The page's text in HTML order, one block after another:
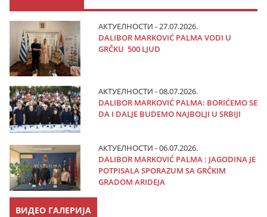
АКТУЕЛНОСТИ - 27.07.2026.
DALIBOR MARKOVIĆ PALMA VODI U
GRČKU 500 LJUD
АКТУЕЛНОСТИ - 08.07.2026.
DALIBOR MARKOVIĆ PALMA: BORIĆEMO SE
DA I DALJE BUDEMO NAJBOLJI U SRBIJI
АКТУЕЛНОСТИ - 06.07.2026.
DALIBOR MARKOVIĆ PALMA : JAGODINA JE
POTPISALA SPORAZUM SA GRČKIM
GRADOM ARIDEJA
ВИДЕО ГАЛЕРИЈА